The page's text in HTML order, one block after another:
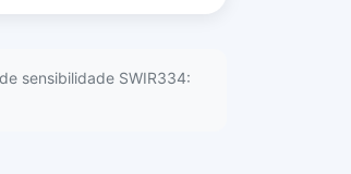
sensibilidade SWIR334: